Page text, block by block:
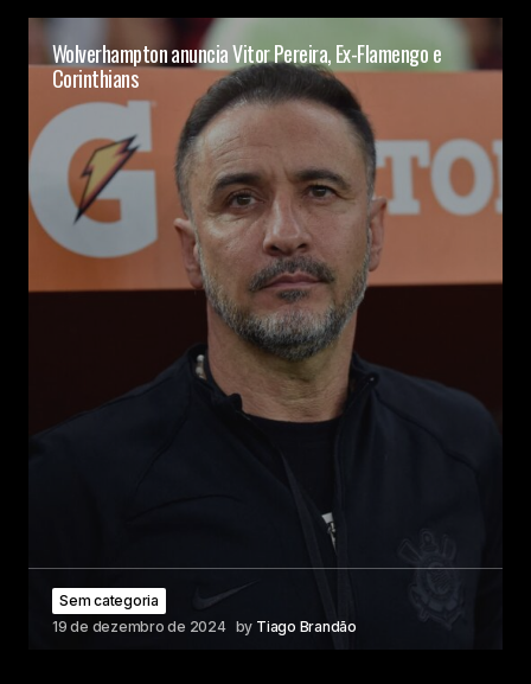
Wolverhampton anuncia Vitor Pereira, Ex-Flamengo e
Corinthians
Sem categoria
19 de dezembro de 2024 by Tiago Brandão